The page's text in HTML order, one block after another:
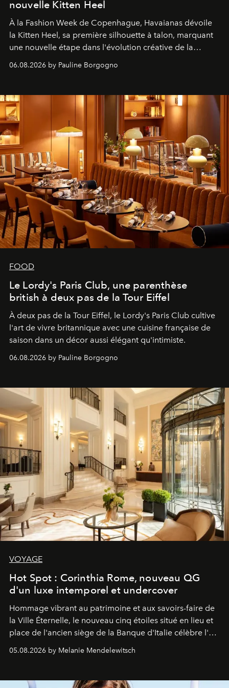
nouvelle Kitten Heel
À la Fashion Week de Copenhague, Havaianas dévoile
la Kitten Heel, sa première silhouette à talon, marquant
une nouvelle étape dans l'évolution créative de la
06.08.2026 by Pauline Borgogno
FOOD
Le Lordy's Paris Club, une parenthèse
british à deux pas de la Tour Eiffel
À deux pas de la Tour Eiffel, le Lordy's Paris Club cultive
l'art de vivre britannique avec une cuisine française de
saison dans un décor aussi élégant qu'intimiste.
06.08.2026 by Pauline Borgogno
VOYAGE
Hot Spot : Corinthia Rome, nouveau QG
d'un luxe intemporel et undercover
Hommage vibrant au patrimoine et aux savoirs-faire de
la Ville Éternelle, le nouveau cinq étoiles situé en lieu et
place de l'ancien siège de la Banque d'Italie célèbre l'art
05.08.2026 by Melanie Mendelewitsch